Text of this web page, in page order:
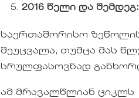
2016 წელი და
საერთაშორისო
შეუცვალა, თუმცა მას
სრულფასოვნად
ამ მრავალწლიან ციკლს